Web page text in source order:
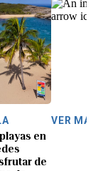
en
de
VER MÁS